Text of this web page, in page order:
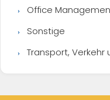
Office
Sonstige
Transport, Verkehr